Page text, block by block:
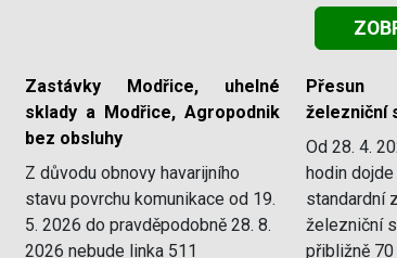
Zastávky Modřice, uhelné
sklady a Modřice, Agropodnik
bez obsluhy
Z důvodu obnovy havarijního
stavu povrchu komunikace od 19.
5. 2026 do pravděpodobně 28. 8.
2026 nebude linka 511
Přesun
železniční
Od 28. 4.
hodin
standardní
železniční
přibližně